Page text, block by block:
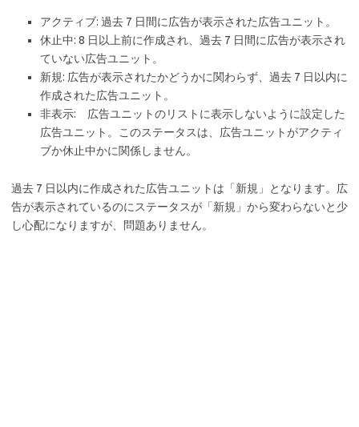
アクティブ: 過去 7 日間に広告が表示された広告ユニット。
休止中: 8 日以上前に作成され、過去 7 日間に広告が表示され
ていない広告ユニット。
新規: 広告が表示されたかどうかに関わらず、過去 7 日以内に
作成された広告ユニット。
非表示: 広告ユニットのリストに表示しないように設定した
広告ユニット。このステータスは、広告ユニットがアクティ
ブか休止中かに関係しません。
過去 7 日以内に作成された広告ユニットは「新規」となります。広
告が表示されているのにステータスが「新規」から変わらないと少
し心配になりますが、問題ありません。